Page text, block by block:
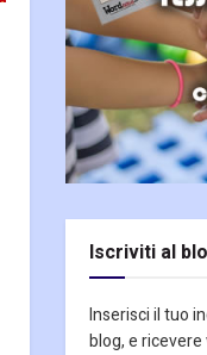
Iscriviti al
Inserisci il tuo
blog, e